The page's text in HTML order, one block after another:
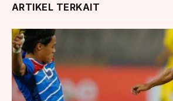
ARTIKEL TERKAIT